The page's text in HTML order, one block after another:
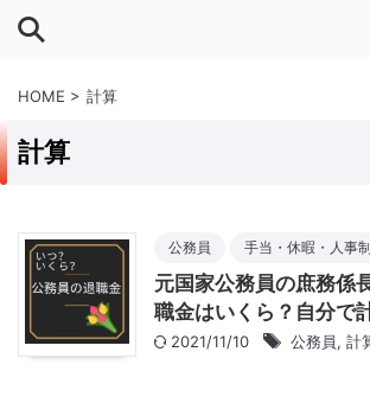
HOME > 計算
計算
公務員 手当・休暇・人事
元国家公務員の庶務係
職金はいくら？自分で
2021/11/10 公務員, 計